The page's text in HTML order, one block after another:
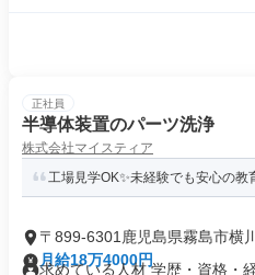
正社員
半導体装置のパーツ洗浄
株式会社マイスティア
工場見学OK✨未経験でも安心の
〒899-6301鹿児島県霧島市横
月給18万4000円
求めている人材 学歴・資格・